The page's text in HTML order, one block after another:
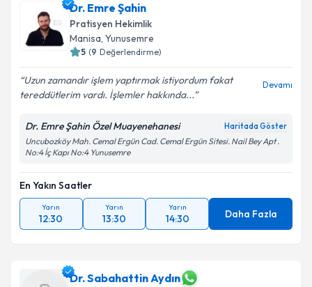
Dr. Emre Şahin
Pratisyen Hekimlik
Manisa, Yunusemre
5 (9 Değerlendirme)
Uzun zamandır işlem yaptırmak istiyordum fakat
tereddütlerim vardı. İşlemler hakkında...
Devamı
Dr. Emre Şahin Özel Muayenehanesi Haritada Göster
Uncubozköy Mah. Cemal Ergün Cad. Cemal Ergün Sitesi. Nail Bey Apt .
No:4 İç Kapı No:4 Yunusemre
En Yakın Saatler
Yarın
12:30
Yarın
13:30
Yarın
14:30 Daha Fazla
Dr. Sabahattin Aydın